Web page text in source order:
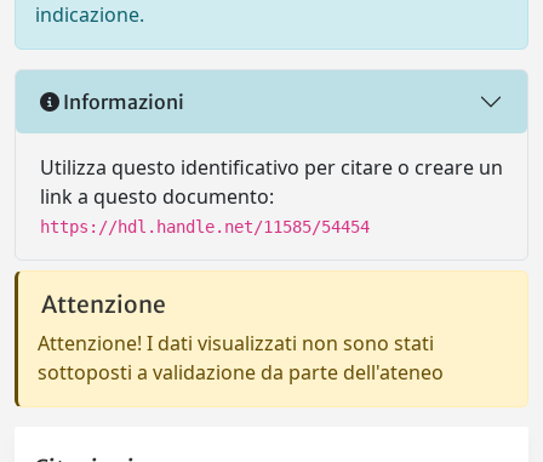
indicazione.
Informazioni
Utilizza questo identificativo per citare o creare un
link a questo documento:
https://hdl.handle.net/11585/54454
Attenzione
Attenzione! I dati visualizzati non sono stati
sottoposti a validazione da parte dell'ateneo